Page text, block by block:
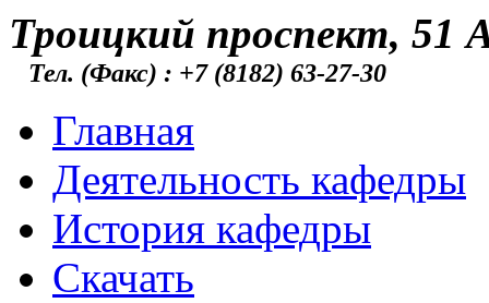
Троицкий проспект, 51
Тел. (Факс) : +7 (8182) 63-27-30
Главная
Деятельность кафедры
История кафедры
Скачать